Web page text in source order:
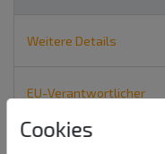
Weitere Details
EU-Verantwortlicher
Cookies